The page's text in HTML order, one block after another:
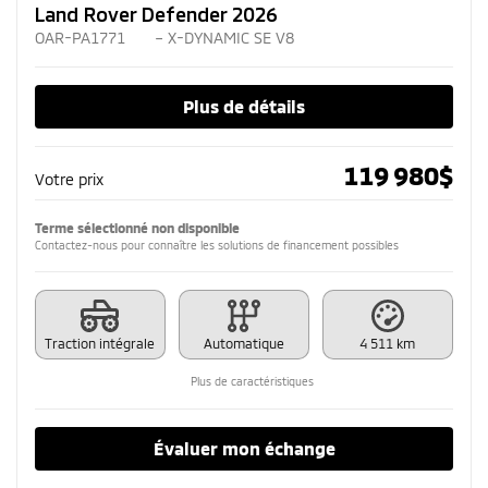
Land Rover Defender 2026
OAR-PA1771 – X-DYNAMIC SE V8
Plus de détails
Votre prix 119 980$
Terme sélectionné non disponible
Contactez-nous pour connaître les solutions de financement possibles
Traction intégrale Automatique 4 511 km
Plus de caractéristiques
Évaluer mon échange